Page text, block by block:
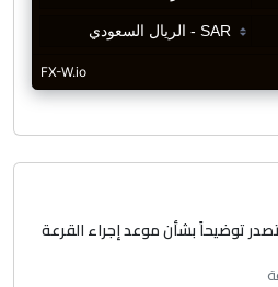
توضيحاً بشأن موعد إجراء القرعة